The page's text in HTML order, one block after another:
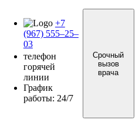
+7
(967) 555–25–
03
телефон
горячей
линии
График
работы: 24/7
Срочный
вызов
врача